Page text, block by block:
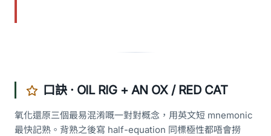
口訣 · OIL RIG + AN OX / RED CAT
氧化還原三個最易混淆嘅一對對概念，用英文短 mnemonic
最快記熟。背熟之後寫 half-equation 同標極性都唔會撈